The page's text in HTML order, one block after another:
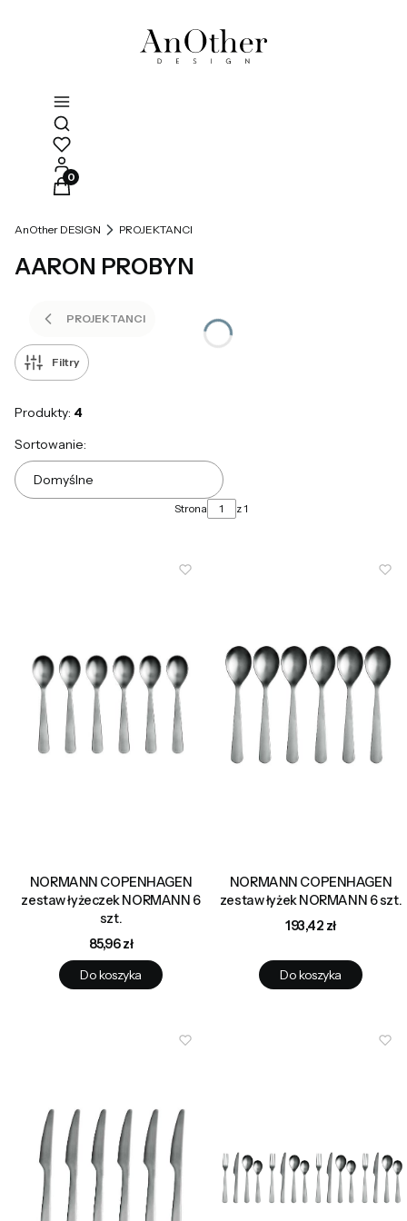
Otwórz wyszukiwarkę
Produkty w koszyku: 0. Zobacz szczegóły
AnOther DESIGN PROJEKTANCI
AARON PROBYN
PROJEKTANCI
Filtry
Produkty: 4
Lista produktów
Sortowanie:
Domyślne
Strona z 1
NORMANN COPENHAGEN
zestaw łyżeczek NORMANN 6
szt.
Cena
85,96 zł
Do koszyka
NORMANN COPENHAGEN
zestaw łyżek NORMANN 6 szt.
Cena
193,42 zł
Do koszyka